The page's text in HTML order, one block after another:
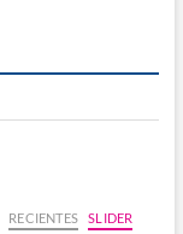
RECIENTES SLIDER